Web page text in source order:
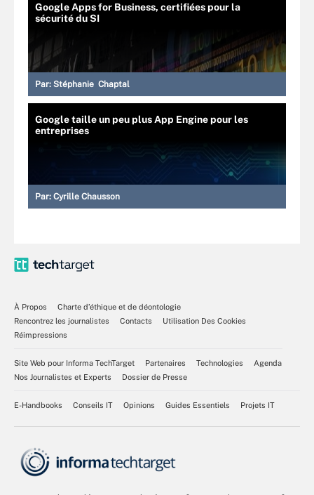
Google Apps for Business, certifiées pour la
sécurité du SI
Par: Stéphanie Chaptal
Google taille un peu plus App Engine pour les
entreprises
Par: Cyrille Chausson
À Propos
Charte d’éthique et de déontologie
Rencontrez les journalistes
Contacts
Utilisation Des Cookies
Réimpressions
Site Web pour Informa TechTarget Partenaires Technologies
Agenda
Nos Journalistes et Experts
Dossier de Presse
E-Handbooks Conseils IT Opinions Guides Essentiels Projets IT